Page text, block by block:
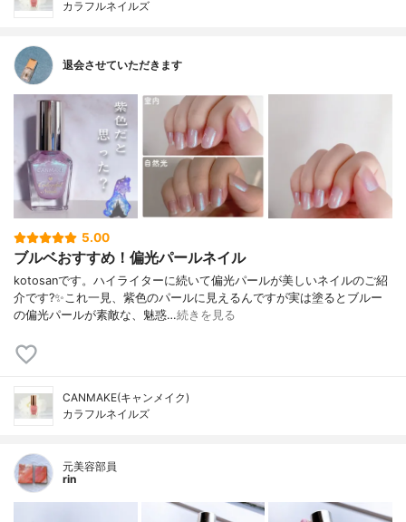
カラフルネイルズ
退会させていただきます
5.00
ブルベおすすめ！偏光パールネイル
kotosanです。ハイライターに続いて偏光パールが美しいネイルのご紹
介です?✨これ一見、紫色のパールに見えるんですが実は塗るとブルー
の偏光パールが素敵な、魅惑…続きを見る
CANMAKE(キャンメイク)
カラフルネイルズ
元美容部員
rin